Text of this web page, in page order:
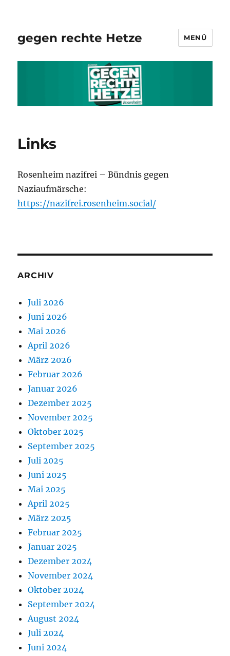
gegen rechte Hetze MENÜ
Links
Rosenheim nazifrei – Bündnis gegen
Naziaufmärsche:
https://nazifrei.rosenheim.social/
ARCHIV
Juli 2026
Juni 2026
Mai 2026
April 2026
März 2026
Februar 2026
Januar 2026
Dezember 2025
November 2025
Oktober 2025
September 2025
Juli 2025
Juni 2025
Mai 2025
April 2025
März 2025
Februar 2025
Januar 2025
Dezember 2024
November 2024
Oktober 2024
September 2024
August 2024
Juli 2024
Juni 2024